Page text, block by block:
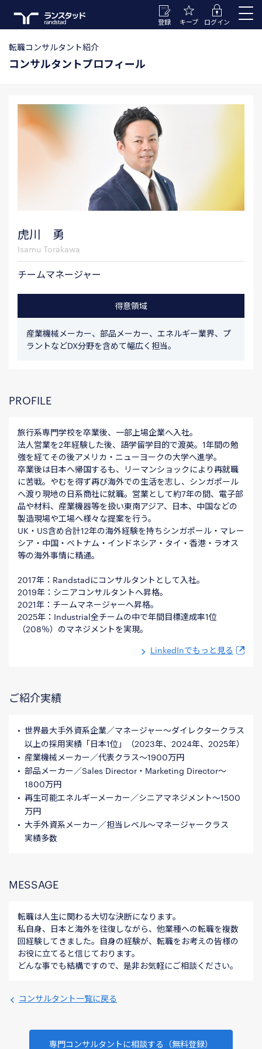
ログイン
キープ
登録
転職コンサルタント紹介
コンサルタントプロフィール
虎川 勇
Isamu Torakawa
チームマネージャー
得意領域
産業機械メーカー、部品メーカー、エネルギー業界、プ
ラントなどDX分野を含めて幅広く担当。
PROFILE
旅行系専門学校を卒業後、一部上場企業へ入社。
法人営業を2年経験した後、語学留学目的で渡英。1年間の勉
強を経てその後アメリカ・ニューヨークの大学へ進学。
卒業後は日本へ帰国するも、リーマンショックにより再就職
に苦戦。やむを得ず再び海外での生活を志し、シンガポール
へ渡り現地の日系商社に就職。営業として約7年の間、電子部
品や材料、産業機器等を扱い東南アジア、日本、中国などの
製造現場や工場へ様々な提案を行う。
UK・US含め合計12年の海外経験を持ちシンガポール・マレー
シア・中国・ベトナム・インドネシア・タイ・香港・ラオス
等の海外事情に精通。
2017年：Randstadにコンサルタントとして入社。
2019年：シニアコンサルタントへ昇格。
2021年：チームマネージャーへ昇格。
2025年：Industrial全チームの中で年間目標達成率1位
（208％）のマネジメントを実現。
LinkedInでもっと見る
ご紹介実績
世界最大手外資系企業／マネージャー～ダイレクタークラス
以上の採用実績「日本1位」（2023年、2024年、2025年）
産業機械メーカー／代表クラス～1900万円
部品メーカー／Sales Director・Marketing Director～
1800万円
再生可能エネルギーメーカー／シニアマネジメント～1500
万円
大手外資系メーカー／担当レベル～マネージャークラス
実績多数
MESSAGE
転職は人生に関わる大切な決断になります。
私自身、日本と海外を往復しながら、他業種への転職を複数
回経験してきました。自身の経験が、転職をお考えの皆様の
お役に立てると信じております。
どんな事でも結構ですので、是非お気軽にご相談ください。
コンサルタント一覧に戻る
専門コンサルタントに相談する（無料登録）